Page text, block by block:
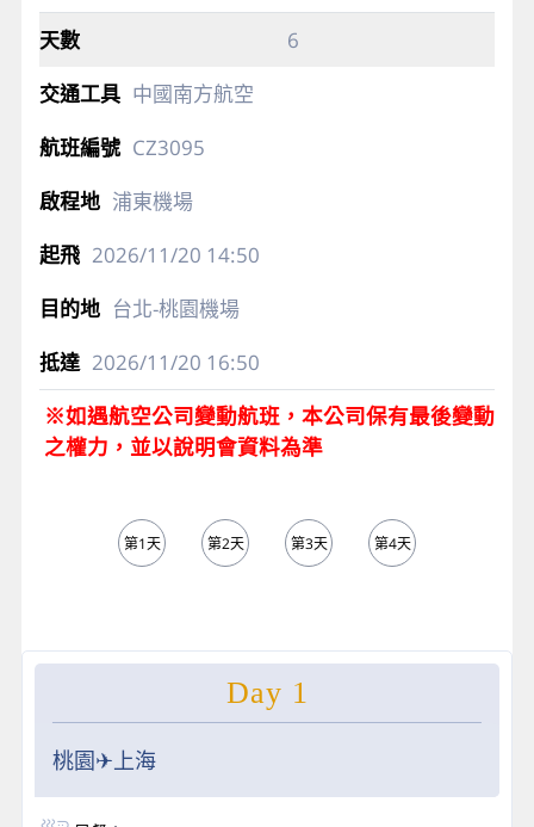
6
中國南方航空
CZ3095
浦東機場
2026/11/20 14:50
台北-桃園機場
2026/11/20 16:50
※如遇航空公司變動航班，本公司保有最後變動
之權力，並以說明會資料為準
第1天 第2天 第3天 第4天
Day 1
桃園✈上海